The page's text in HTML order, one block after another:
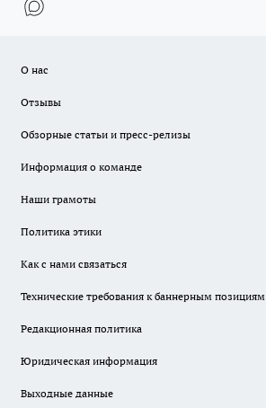
О нас
Отзывы
Обзорные статьи и пресс-релизы
Информация о команде
Наши грамоты
Политика этики
Как с нами связаться
Технические требования к баннерным позициям
Редакционная политика
Юридическая информация
Выходные данные